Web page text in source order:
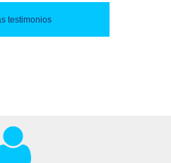
testimonios